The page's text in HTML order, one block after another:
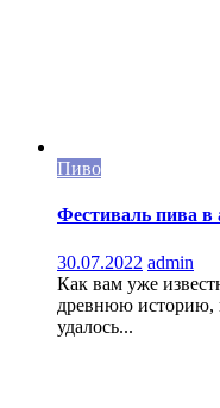
Пиво
Фестиваль пива
30.07.2022 admin
Как вам уже
древнюю историю,
удалось...